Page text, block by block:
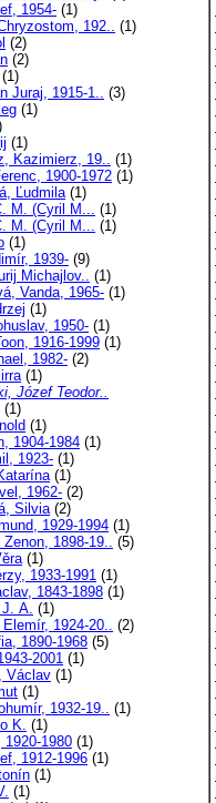
1954- (1)
192.. (1)
(2)
(2)
(1)
Juraj, 1915-1.. (3)
(1)
(1)
Kazimierz, 19.. (1)
1900-1972 (1)
Ľudmila(1)
M. (Cyril M... (1)
M. (Cyril M... (1)
(1)
1939- (9)
Michajlov.. (1)
Vanda, 1965- (1)
(1)
1950- (1)
1916-1999 (1)
1982- (2)
(1)
Józef Teodor..
(1)
(1)
1904-1984 (1)
1923- (1)
(1)
1962- (2)
Silvia(2)
1929-1994 (1)
1898-19.. (5)
(1)
1933-1991 (1)
1843-1898 (1)
A. (1)
1924-20.. (2)
1890-1968 (5)
2001 (1)
Václav (1)
(1)
1932-19.. (1)
K. (1)
1980 (1)
1912-1996 (1)
(1)
(1)